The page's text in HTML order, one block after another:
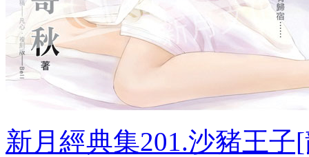
新月經典集201.沙豬王子